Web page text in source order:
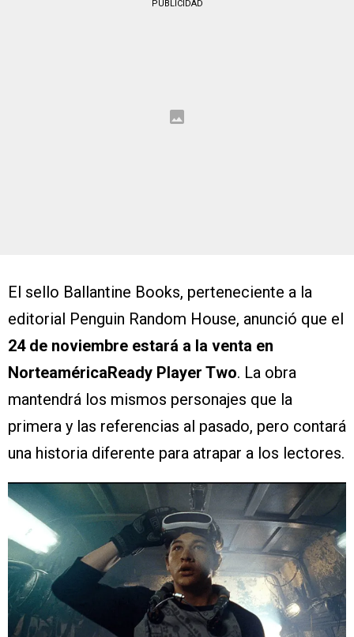
PUBLICIDAD
El sello Ballantine Books, perteneciente a la
editorial Penguin Random House, anunció que el
24 de noviembre estará a la venta en
NorteaméricaReady Player Two. La obra
mantendrá los mismos personajes que la
primera y las referencias al pasado, pero contará
una historia diferente para atrapar a los lectores.